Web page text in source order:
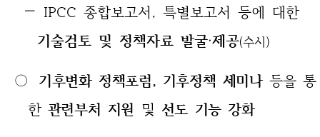
— IPCC 종합보고서, 특별보고서 등에 대한
기술검토 및 정책자료 발굴‧제공(수시)
○ 기후변화 정책포럼, 기후정책 세미나등을 통
한 관련부처 지원 및 선도 기능 강화